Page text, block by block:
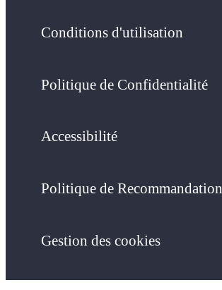
Conditions d'utilisation
Politique de Confidentialité
Accessibilité
Politique de Recommandation
Gestion des cookies